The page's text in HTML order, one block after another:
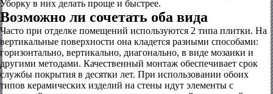
Уборку в них делать проще и быстрее.
Возможно ли сочетать оба вида
Часто при отделке помещений используются 2 типа плитки. На
вертикальные поверхности она кладется разными способами:
горизонтально, вертикально, диагонально, в виде мозаики и
другими методами. Качественный монтаж обеспечивает срок
службы покрытия в десятки лет. При использовании обоих
типов керамических изделий на стены идут элементы с